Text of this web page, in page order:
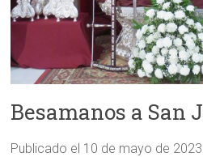
Besamanos a San
Publicado el 10 de mayo de